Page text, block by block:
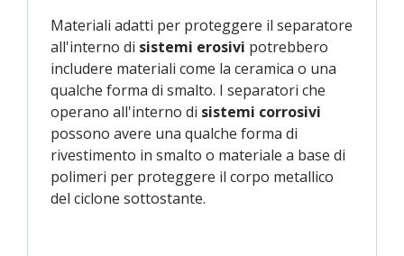
Materiali adatti per proteggere il separatore
all'interno di sistemi erosivi potrebbero
includere materiali come la ceramica o una
qualche forma di smalto. I separatori che
operano all'interno di sistemi corrosivi
possono avere una qualche forma di
rivestimento in smalto o materiale a base di
polimeri per proteggere il corpo metallico
del ciclone sottostante.